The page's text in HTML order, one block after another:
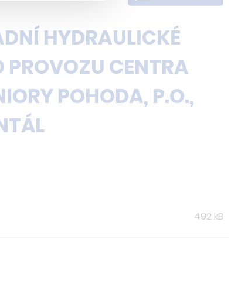
HYDRAULICKÉ
CENTRA
POHODA, P.O.,
492 kB